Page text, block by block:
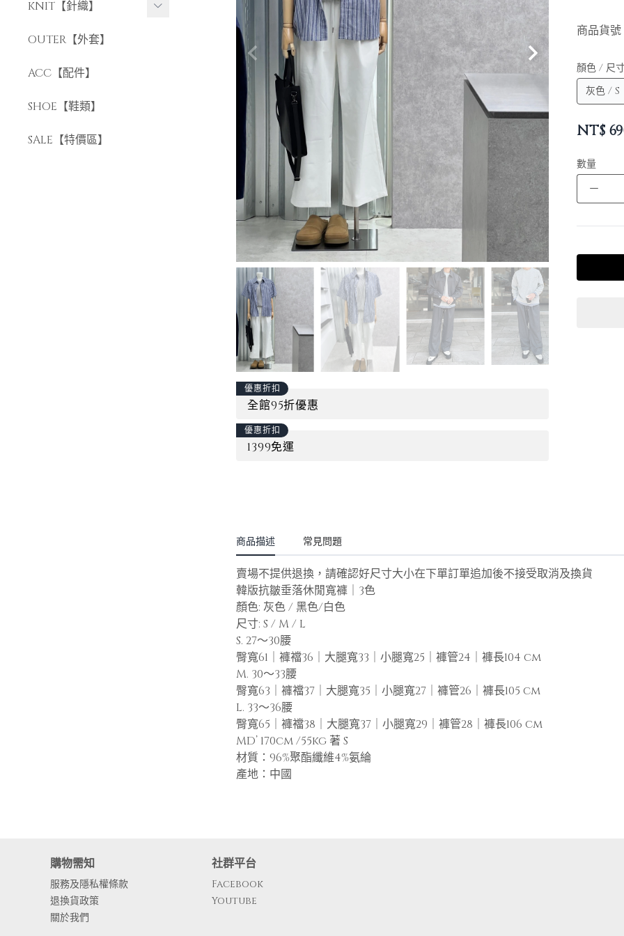
長褲
短褲
KNIT【針織】
短袖針織
長袖針織
OUTER【外套】
ACC【配件】
SHOE【鞋類】
SALE【特價區】
優惠折扣
全館95折優惠
優惠折扣
1399免運
商品貨
顏色 / 尺
NT$
數量
－
商品描述 常見問題
賣場不提供退換，請確認好尺寸大小在下單訂單追加後不接受取消及換貨
韓版抗皺垂落休閒寬褲｜3色
顏色: 灰色 / 黑色/白色
尺寸: S / M / L
S. 27～30腰
臀寬61｜褲襠36｜大腿寬33｜小腿寬25｜褲管24｜褲長104 cm
M. 30～33腰
臀寬63｜褲襠37｜大腿寬35｜小腿寬27｜褲管26｜褲長105 cm
L. 33～36腰
臀寬65｜褲襠38｜大腿寬37｜小腿寬29｜褲管28｜褲長106 cm
MD’ 170cm /55kg 著 S
材質：96%聚酯纖維4%氨綸
產地：中國
購物需知
服務及隱私權條款
退換貨政策
關於我們
社群平台
Facebook
Youtube